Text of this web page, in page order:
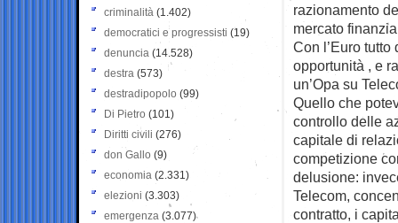
razionamento
mercato
Con l’Euro
opportunità , e
un’Opa su
Quello che
controllo delle
capitale di
competizione
delusione:
Telecom,
contratto, i
criminalità (1.402)
democratici e progressisti (19)
denuncia (14.528)
destra (573)
destradipopolo (99)
Di Pietro (101)
Diritti civili (276)
don Gallo (9)
economia (2.331)
elezioni (3.303)
emergenza (3.077)